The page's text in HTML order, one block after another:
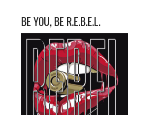
BE YOU, BE R.E.B.E.L.